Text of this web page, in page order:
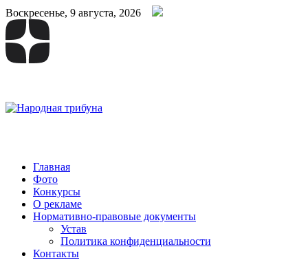
Воскресенье, 9 августа, 2026
Народная трибуна
Калининская районная газета
Главная
Фото
Конкурсы
О рекламе
Нормативно-правовые документы
Устав
Политика конфиденциальности
Контакты